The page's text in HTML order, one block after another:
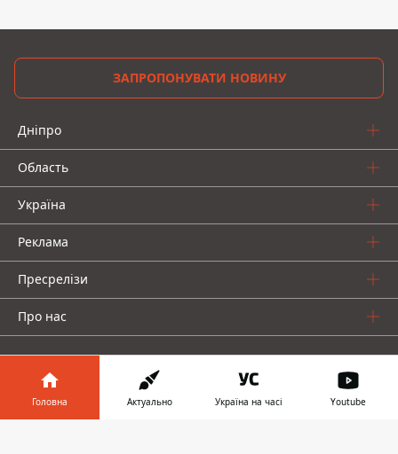
ЗАПРОПОНУВАТИ НОВИНУ
Дніпро
Область
Україна
Реклама
Пресрелізи
Про нас
Головна Актуально Україна на часі Youtube